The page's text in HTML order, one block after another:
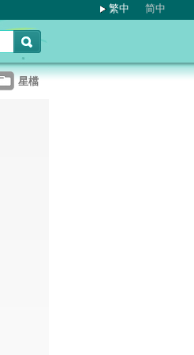
繁中 简中
星檔